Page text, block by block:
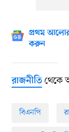
প্রথম
করুন
রাজনীতিথেকে
বিএনপি